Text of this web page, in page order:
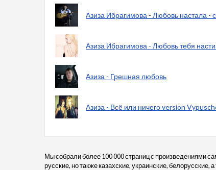
Азиза Ибрагимова - Любовь настала -
Азиза Ибрагимова - Любовь тебя
Азиза - Грешная любовь
Азиза - Всё или ничего version
Мы собрали более 100 000 страниц с произведениями
русские, но также казахские, украинские,